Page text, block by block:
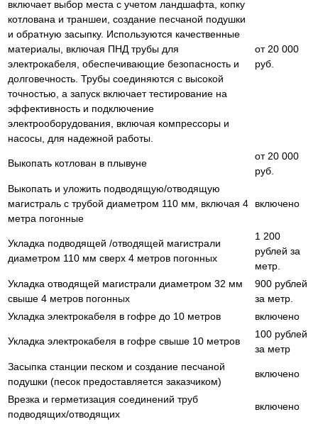
включает выбор места с учетом ландшафта, копку
котлована и траншеи, создание песчаной подушки
и обратную засыпку. Используются качественные
материалы, включая ПНД трубы для
электрокабеля, обеспечивающие безопасность и
долговечность. Трубы соединяются с высокой
точностью, а запуск включает тестирование на
эффективность и подключение
электрооборудования, включая компрессоры и
насосы, для надежной работы.
от 20 000
руб.
Выкопать котлован в плывуне
от 20 000
руб.
Выкопать и уложить подводящую/отводящую
магистраль с трубой диаметром 110 мм, включая 4
метра погонные
включено
Укладка подводящей /отводящей магистрали
диаметром 110 мм сверх 4 метров погонных
1 200
рублей за
метр.
Укладка отводящей магистрали диаметром 32 мм
свыше 4 метров погонных
900 рублей
за метр.
Укладка электрокабеля в гофре до 10 метров
включено
Укладка электрокабеля в гофре свыше 10 метров
100 рублей
за метр
Засыпка станции песком и создание песчаной
подушки (песок предоставляется заказчиком)
включено
Врезка и герметизация соединений труб
подводящих/отводящих
включено